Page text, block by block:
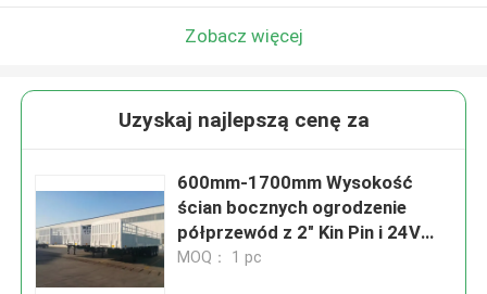
Zobacz więcej
Uzyskaj najlepszą cenę za
600mm-1700mm Wysokość
ścian bocznych ogrodzenie
półprzewód z 2" Kin Pin i 24V
światło LED
MOQ： 1 pc